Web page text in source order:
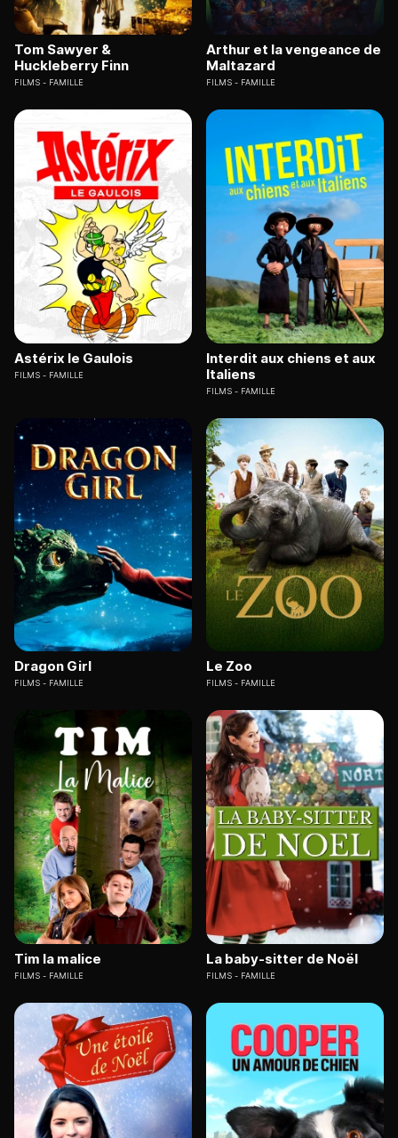
Tom Sawyer &
Huckleberry Finn
FILMS FAMILLE
Arthur et la vengeance de
Maltazard
FILMS FAMILLE
Astérix le Gaulois
FILMS FAMILLE
Interdit aux chiens et aux
Italiens
FILMS FAMILLE
Dragon Girl
FILMS FAMILLE
Le Zoo
FILMS FAMILLE
Tim la malice
FILMS FAMILLE
La baby-sitter de Noël
FILMS FAMILLE